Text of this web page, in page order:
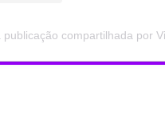
publicação compartilhada por